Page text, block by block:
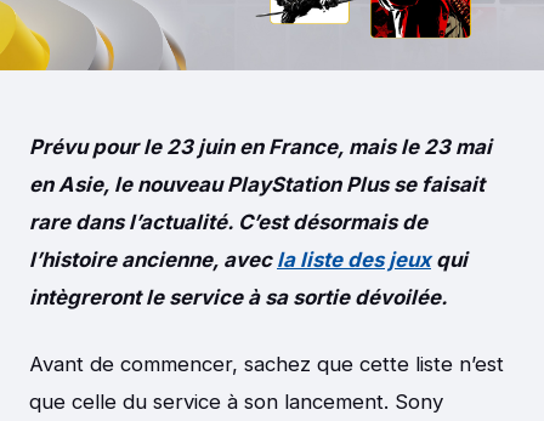
Prévu pour le 23 juin en France, mais le 23 mai
en Asie, le nouveau PlayStation Plus se faisait
rare dans l’actualité. C’est désormais de
l’histoire ancienne, avec la liste des jeuxqui
intègreront le service à sa sortie dévoilée.
Avant de commencer, sachez que cette liste n’est
que celle du service à son lancement. Sony